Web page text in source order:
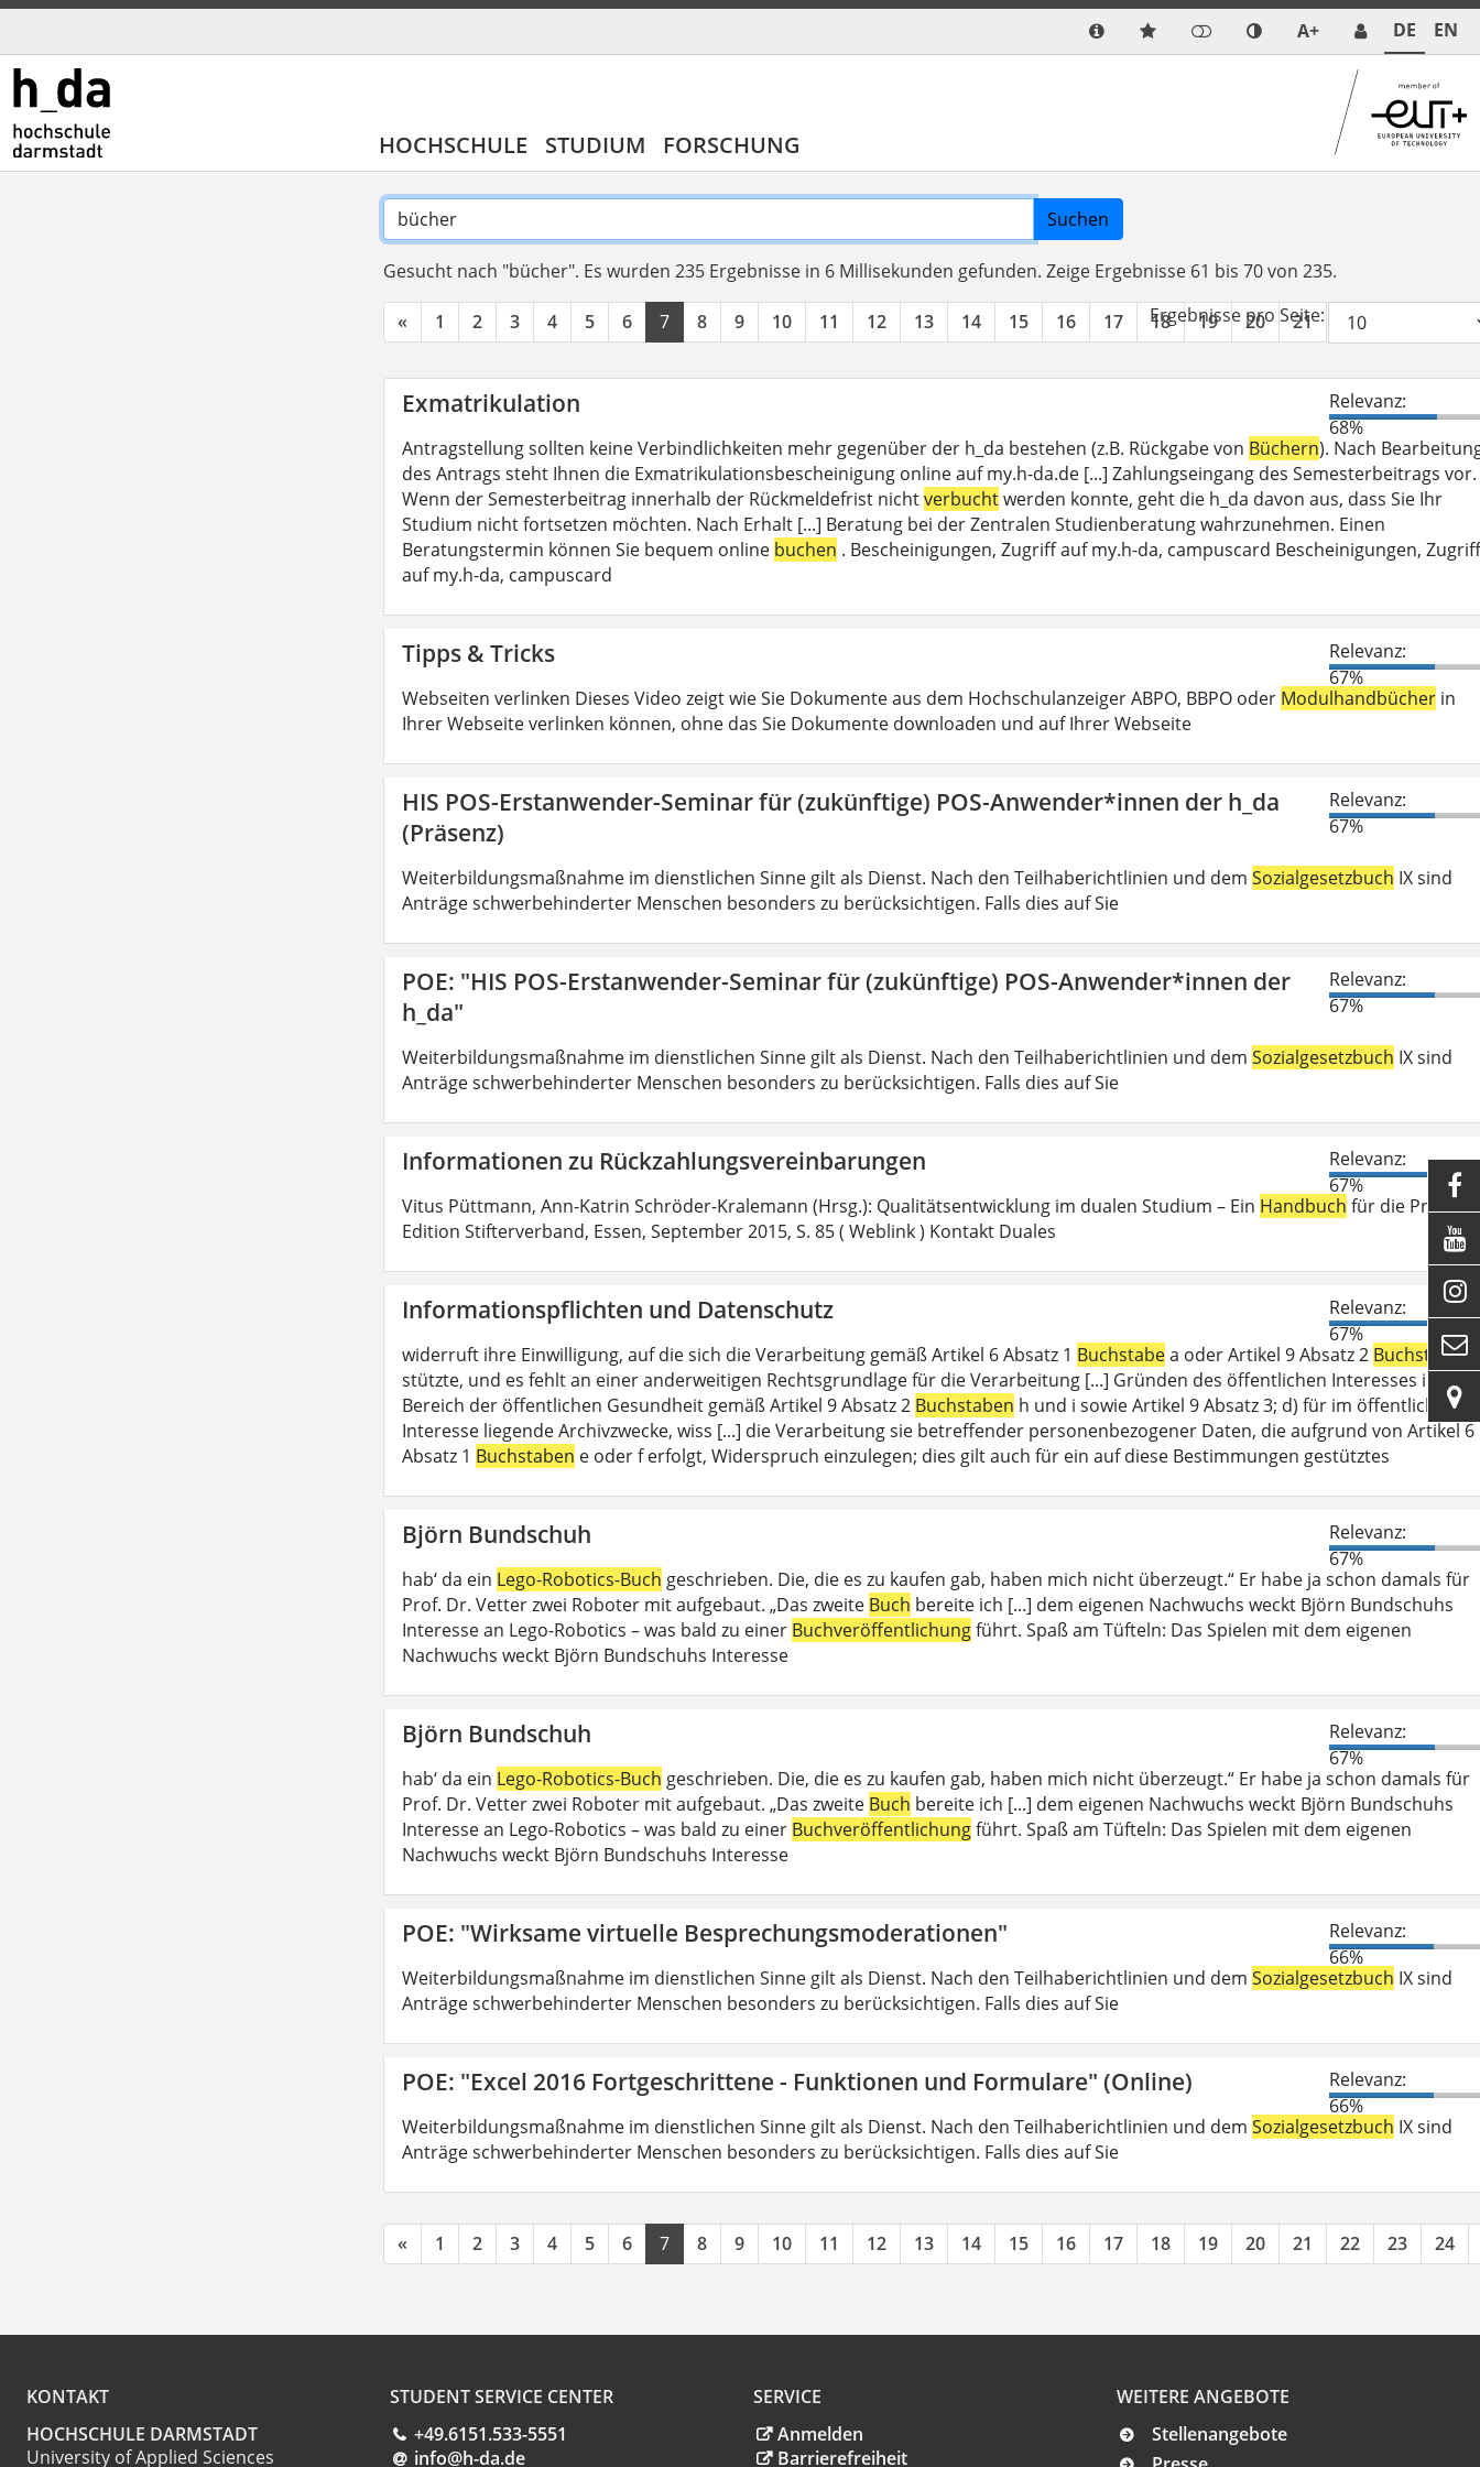
A+ DE EN
HOCHSCHULE STUDIUM FORSCHUNG
Suchen
Gesucht nach "bücher". Es wurden 235 Ergebnisse in 6 Millisekunden gefunden. Zeige Ergebnisse 61 bis 70 von 235.
« 1 2 3 4 5 6 7 8 9 10 11 12 13 14 15 16 17 18 19 20 21 22
Ergebnisse pro Seite:
Exmatrikulation
Relevanz:
68%
Antragstellung sollten keine Verbindlichkeiten mehr gegenüber der h_da bestehen (z.B. Rückgabe von Büchern). Nach
des Antrags steht Ihnen die Exmatrikulationsbescheinigung online auf my.h-da.de [...] Zahlungseingang des Semesterbeitrags vor.
Wenn der Semesterbeitrag innerhalb der Rückmeldefrist nichtverbuchtwerden konnte, geht die h_da davon aus, dass Sie Ihr
Studium nicht fortsetzen möchten. Nach Erhalt [...] Beratung bei der Zentralen Studienberatung wahrzunehmen. Einen
Beratungstermin können Sie bequem online buchen . Bescheinigungen, Zugriff auf my.h-da, campuscard Bescheinigungen, Zugriff
auf my.h-da, campuscard
Tipps & Tricks
Relevanz:
67%
Webseiten verlinken Dieses Video zeigt wie Sie Dokumente aus dem Hochschulanzeiger ABPO, BBPO oder Modulhandbücher in
Ihrer Webseite verlinken können, ohne das Sie Dokumente downloaden und auf Ihrer Webseite
HIS POS-Erstanwender-Seminar für (zukünftige) POS-Anwender*innen der h_da
(Präsenz)
Relevanz:
67%
Weiterbildungsmaßnahme im dienstlichen Sinne gilt als Dienst. Nach den Teilhaberichtlinien und dem Sozialgesetzbuch IX sind
Anträge schwerbehinderter Menschen besonders zu berücksichtigen. Falls dies auf Sie
POE: "HIS POS-Erstanwender-Seminar für (zukünftige) POS-Anwender*innen der
h_da"
Relevanz:
67%
Weiterbildungsmaßnahme im dienstlichen Sinne gilt als Dienst. Nach den Teilhaberichtlinien und dem Sozialgesetzbuch IX sind
Anträge schwerbehinderter Menschen besonders zu berücksichtigen. Falls dies auf Sie
Informationen zu Rückzahlungsvereinbarungen
Relevanz:
67%
Vitus Püttmann, Ann-Katrin Schröder-Kralemann (Hrsg.): Qualitätsentwicklung im dualen Studium – Ein Handbuch für die Praxis .
Edition Stifterverband, Essen, September 2015, S. 85 ( Weblink ) Kontakt Duales
Informationspflichten und Datenschutz
Relevanz:
67%
widerruft ihre Einwilligung, auf die sich die Verarbeitung gemäß Artikel 6 Absatz 1 Buchstabea oder Artikel 9 Absatz 2 Buchstabea
stützte, und es fehlt an einer anderweitigen Rechtsgrundlage für die Verarbeitung [...] Gründen des öffentlichen Interesses im
Bereich der öffentlichen Gesundheit gemäß Artikel 9 Absatz 2 Buchstaben h und i sowie Artikel 9 Absatz 3; d) für im öffentlichen
Interesse liegende Archivzwecke, wiss [...] die Verarbeitung sie betreffender personenbezogener Daten, die aufgrund von Artikel 6
Absatz 1 Buchstaben e oder f erfolgt, Widerspruch einzulegen; dies gilt auch für ein auf diese Bestimmungen gestütztes
Björn Bundschuh
Relevanz:
67%
hab‘ da ein Lego-Robotics-Buch geschrieben. Die, die es zu kaufen gab, haben mich nicht überzeugt.“ Er habe ja schon damals für
Prof. Dr. Vetter zwei Roboter mit aufgebaut. „Das zweite Buch bereite ich [...] dem eigenen Nachwuchs weckt Björn Bundschuhs
Interesse an Lego-Robotics – was bald zu einer Buchveröffentlichungführt. Spaß am Tüfteln: Das Spielen mit dem eigenen
Nachwuchs weckt Björn Bundschuhs Interesse
Björn Bundschuh
Relevanz:
67%
hab‘ da ein Lego-Robotics-Buch geschrieben. Die, die es zu kaufen gab, haben mich nicht überzeugt.“ Er habe ja schon damals für
Prof. Dr. Vetter zwei Roboter mit aufgebaut. „Das zweite Buch bereite ich [...] dem eigenen Nachwuchs weckt Björn Bundschuhs
Interesse an Lego-Robotics – was bald zu einer Buchveröffentlichungführt. Spaß am Tüfteln: Das Spielen mit dem eigenen
Nachwuchs weckt Björn Bundschuhs Interesse
POE: "Wirksame virtuelle Besprechungsmoderationen"
Relevanz:
66%
Weiterbildungsmaßnahme im dienstlichen Sinne gilt als Dienst. Nach den Teilhaberichtlinien und dem Sozialgesetzbuch IX sind
Anträge schwerbehinderter Menschen besonders zu berücksichtigen. Falls dies auf Sie
POE: "Excel 2016 Fortgeschrittene - Funktionen und Formulare" (Online)
Relevanz:
66%
Weiterbildungsmaßnahme im dienstlichen Sinne gilt als Dienst. Nach den Teilhaberichtlinien und dem Sozialgesetzbuch IX sind
Anträge schwerbehinderter Menschen besonders zu berücksichtigen. Falls dies auf Sie
« 1 2 3 4 5 6 7 8 9 10 11 12 13 14 15 16 17 18 19 20 21 22 23 24
KONTAKT
HOCHSCHULE DARMSTADT
University of Applied Sciences
STUDENT SERVICE CENTER
+49.6151.533-5551
info@h-da.de
SERVICE
Anmelden
Barrierefreiheit
WEITERE ANGEBOTE
Stellenangebote




